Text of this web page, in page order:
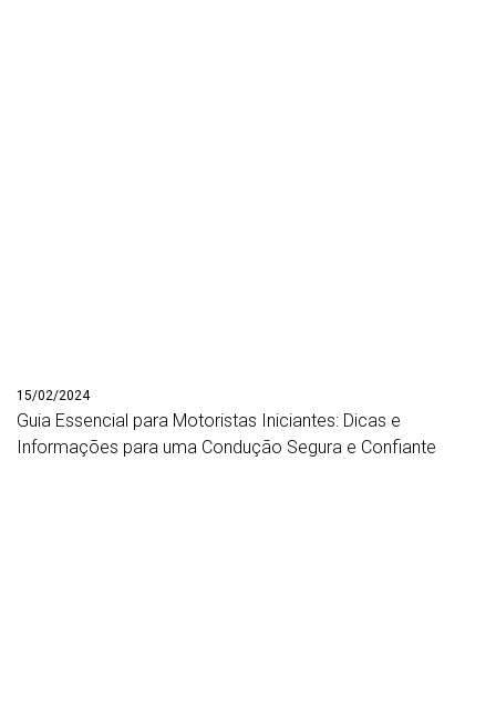
15/02/2024
Guia Essencial para Motoristas Iniciantes: Dicas e
Informações para uma Condução Segura e Confiante